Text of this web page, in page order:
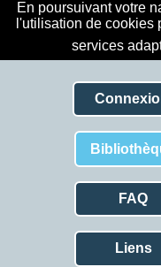
En poursuivant votre
l'utilisation de cookies
services
FAQ
Liens